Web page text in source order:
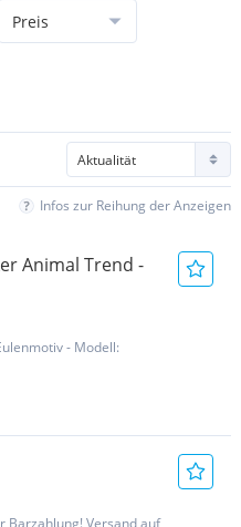
Preis
Infos zur Reihung der Anzeigen
Animal Trend -
- Modell:
Barzahlung! Versand auf